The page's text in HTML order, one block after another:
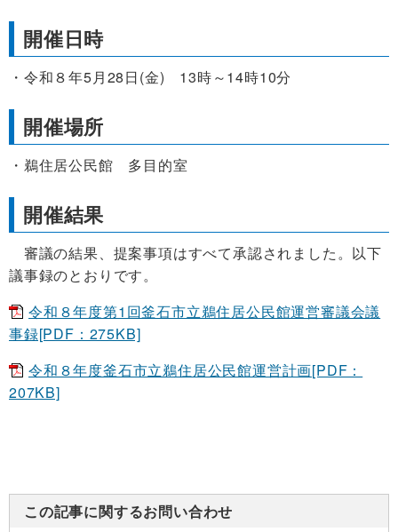
開催日時
令和８年5月28日(金) 13時～14時10分
開催場所
鵜住居公民館 多目的室
開催結果
審議の結果、提案事項はすべて承認されました。以下
議事録のとおりです。
令和８年度第1回釜石市立鵜住居公民館運営審議会議
事録[PDF：275KB]
令和８年度釜石市立鵜住居公民館運営計画[PDF：
207KB]
この記事に関するお問い合わせ